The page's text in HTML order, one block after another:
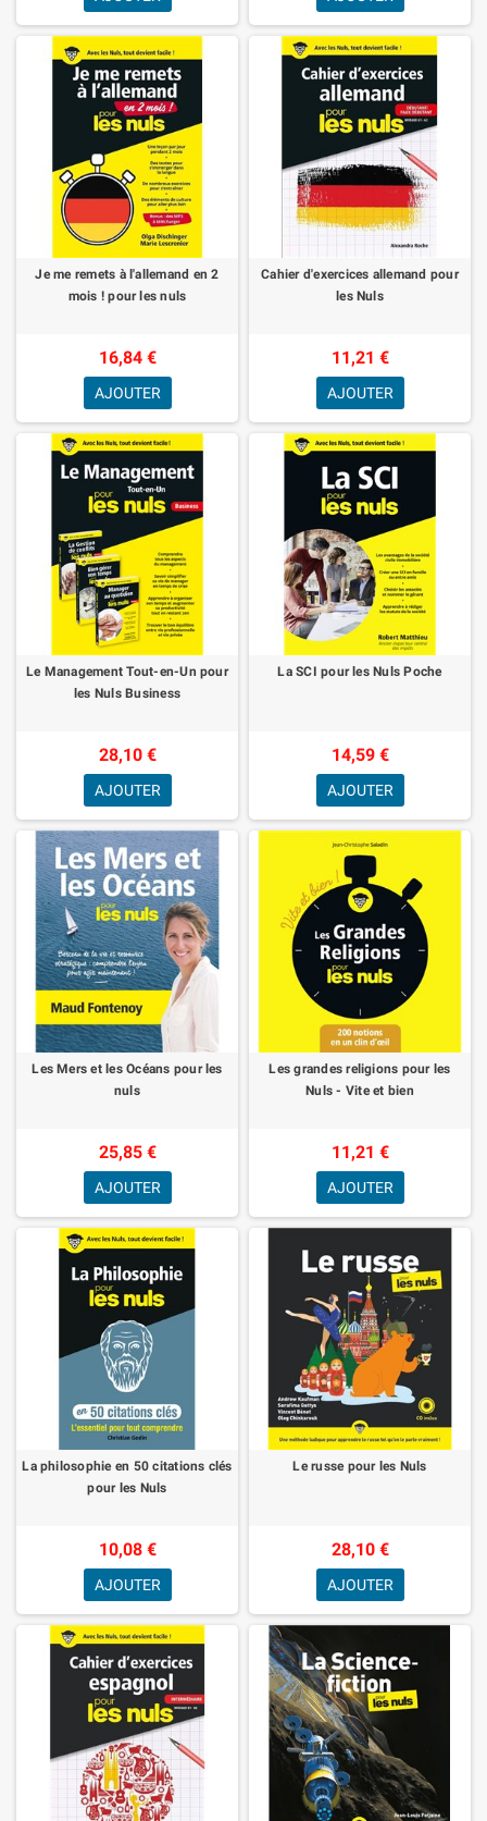
Je me remets à l'allemand en 2
mois ! pour les nuls
16,84 €
AJOUTER
Cahier d'exercices allemand pour
les Nuls
11,21 €
AJOUTER
Le Management Tout-en-Un pour
les Nuls Business
28,10 €
AJOUTER
La SCI pour les Nuls Poche
14,59 €
AJOUTER
Les Mers et les Océans pour les
nuls
25,85 €
AJOUTER
Les grandes religions pour les
Nuls - Vite et bien
11,21 €
AJOUTER
La philosophie en 50 citations clés
pour les Nuls
10,08 €
AJOUTER
Le russe pour les Nuls
28,10 €
AJOUTER